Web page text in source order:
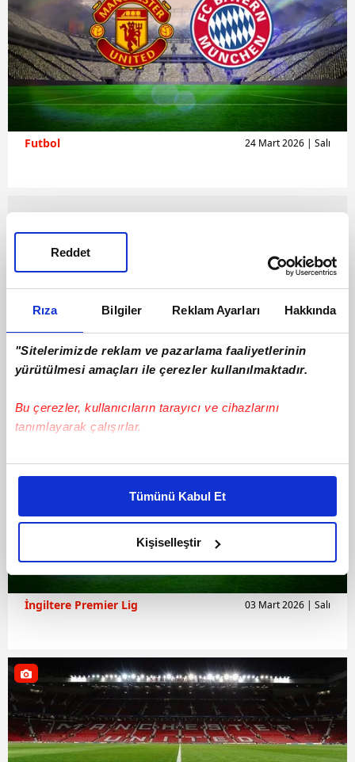
Rıza Bilgiler Reklam Ayarları Hakkında
"Sitelerimizde reklam ve pazarlama faaliyetlerinin
yürütülmesi amaçları ile çerezler kullanılmaktadır.
Bu çerezler, kullanıcıların tarayıcı ve cihazlarını
tanımlayarak çalışırlar.
Bu çerezlere izin vermeniz halinde sizlere özel
daha iyi reklam deneyimi yaşatabiliriz. Bunu yaparken
amacımızın size daha iyi bir reklam deneyimi sunmak
olduğunu ve sizlere en iyi içerikleri sunabilmek adına
elimizden gelen çabayı gösterdiğimizi ve bu noktada,
reklamların maliyetlerimizi karşılamak noktasında tek gelir
kalemimiz olduğunu sizlere hatırlatmak isteriz.
takdirde, kullanıcılara hedefli reklamlar
gösterilmeyecektir."
Sizlere daha iyi bir hizmet sunabilmek için İnternet
Sitemizde kendimize ve üçüncü kişilere ait çerezler
kullanılmaktadır. Bu çerezler vasıtasıyla çeşitli kişisel
Tümünü Kabul Et
Kişiselleştir
Reddet
Futbol 24 Mart 2026 | Salı
İngiltere Premier Lig 03 Mart 2026 | Salı